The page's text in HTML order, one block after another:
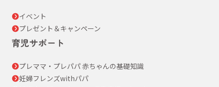
イベント
プレゼント＆キャンペーン
育児サポート
プレママ・プレパパ 赤ちゃんの基礎知識
妊婦フレンズwithパパ